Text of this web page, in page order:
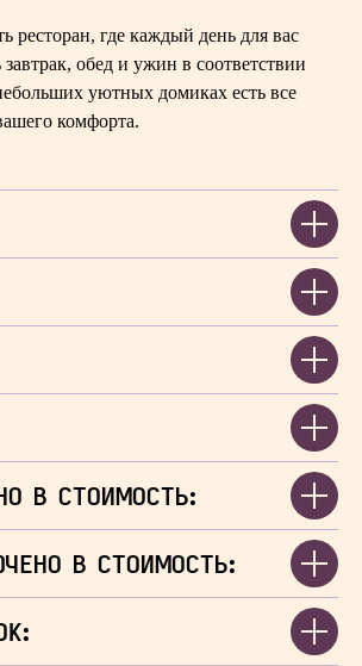
ресторан, где каждый день для вас
завтрак, обед и ужин в соответствии
уютных домиках есть все
комфорта.
В СТОИМОСТЬ:
В СТОИМОСТЬ: